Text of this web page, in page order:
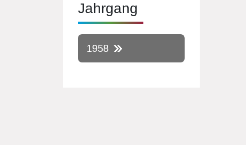
Jahrgang
1958